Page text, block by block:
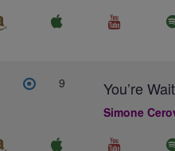
9 You’re
Simone